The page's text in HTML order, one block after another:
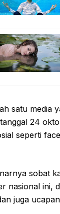
satu media
24
seperti
sobat
nasional ini,
juga